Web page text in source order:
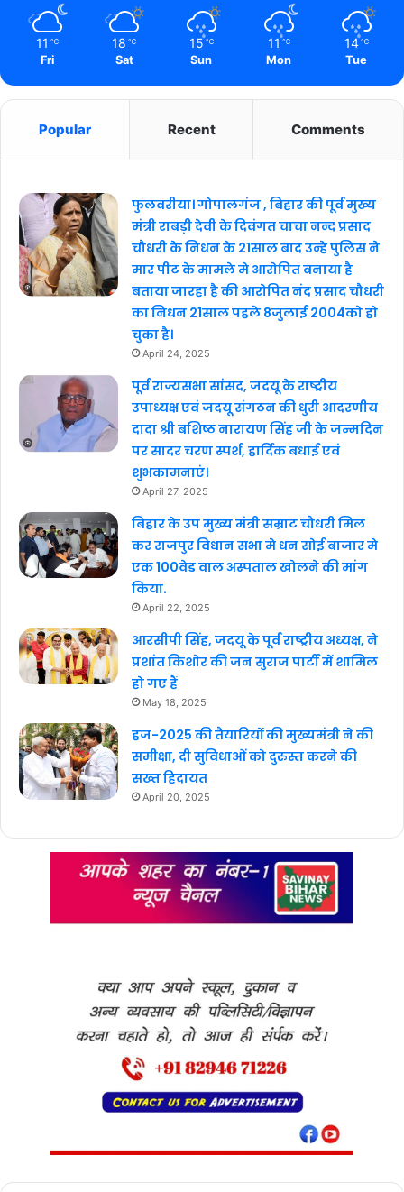
11 ℃
Fri
18 ℃
Sat
15 ℃
Sun
11 ℃
Mon
14 ℃
Tue
Popular Recent Comments
फुलवरीया। गोपालगंज , बिहार की पूर्व मुख्य
मंत्री राबड़ी देवी के दिवंगत चाचा नन्द प्रसाद
चौधरी के निधन के 21साल बाद उन्हे पुलिस ने
मार पीट के मामले मे आरोपित बनाया है
बताया जारहा है की आरोपित नंद प्रसाद चौधरी
का निधन 21साल पहले 8जुलाई 2004को हो
चुका है।
April 24, 2025
पूर्व राज्यसभा सांसद, जदयू के राष्ट्रीय
उपाध्यक्ष एवं जदयू संगठन की धुरी आदरणीय
दादा श्री बशिष्ठ नारायण सिंह जी के जन्मदिन
पर सादर चरण स्पर्श, हार्दिक बधाई एवं
शुभकामनाएं।
April 27, 2025
बिहार के उप मुख्य मंत्री सम्राट चौधरी मिल
कर राजपुर विधान सभा मे धन सोई बाजार मे
एक 100वेड वाल अस्पताल खोलने की मांग
किया.
April 22, 2025
आरसीपी सिंह, जदयू के पूर्व राष्ट्रीय अध्यक्ष, ने
प्रशांत किशोर की जन सुराज पार्टी में शामिल
हो गए हैं
May 18, 2025
हज-2025 की तैयारियों की मुख्यमंत्री ने की
समीक्षा, दी सुविधाओं को दुरुस्त करने की
सख्त हिदायत
April 20, 2025